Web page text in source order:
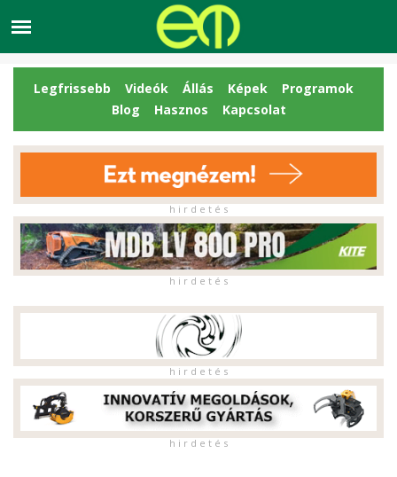
Legfrissebb Videók Állás Képek
Programok
Blog
Hasznos Kapcsolat
h i r d e t é s
h i r d e t é s
h i r d e t é s
h i r d e t é s